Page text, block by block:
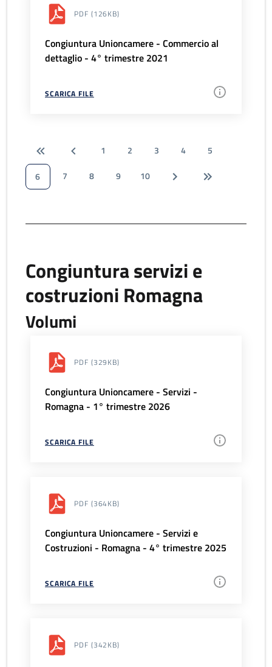
PDF (126KB)
Congiuntura Unioncamere - Commercio al
dettaglio - 4° trimestre 2021
SCARICA FILE
1 2 3 4
5
6
7 8 9 10
Congiuntura servizi e
costruzioni Romagna
Volumi
PDF (329KB)
Congiuntura Unioncamere - Servizi -
Romagna - 1° trimestre 2026
SCARICA FILE
PDF (364KB)
Congiuntura Unioncamere - Servizi e
Costruzioni - Romagna - 4° trimestre 2025
SCARICA FILE
PDF (342KB)